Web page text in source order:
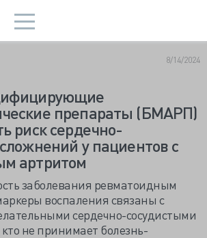
8/14/2024
препараты (БМАРП)
риск сердечно-
у пациентов с
артритом
заболевания ревматоидным
воспаления связаны с
сердечно-сосудистыми
не принимает болезнь-